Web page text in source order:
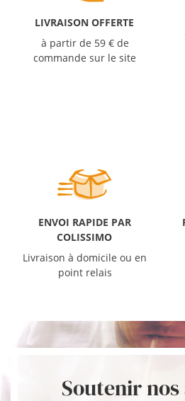
LIVRAISON OFFERTE
à partir de 59 € de
commande sur le site
ENVOI RAPIDE PAR
COLISSIMO
Livraison à domicile ou en
point relais
Soutenir